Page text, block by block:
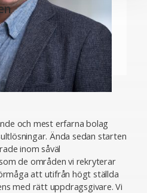
och mest erfarna bolag
Ända sedan starten
inom såväl
de områden vi rekryterar
att utifrån högt ställda
med rätt uppdragsgivare. Vi